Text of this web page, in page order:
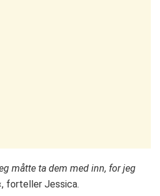
måtte ta dem med inn, for jeg
forteller Jessica.